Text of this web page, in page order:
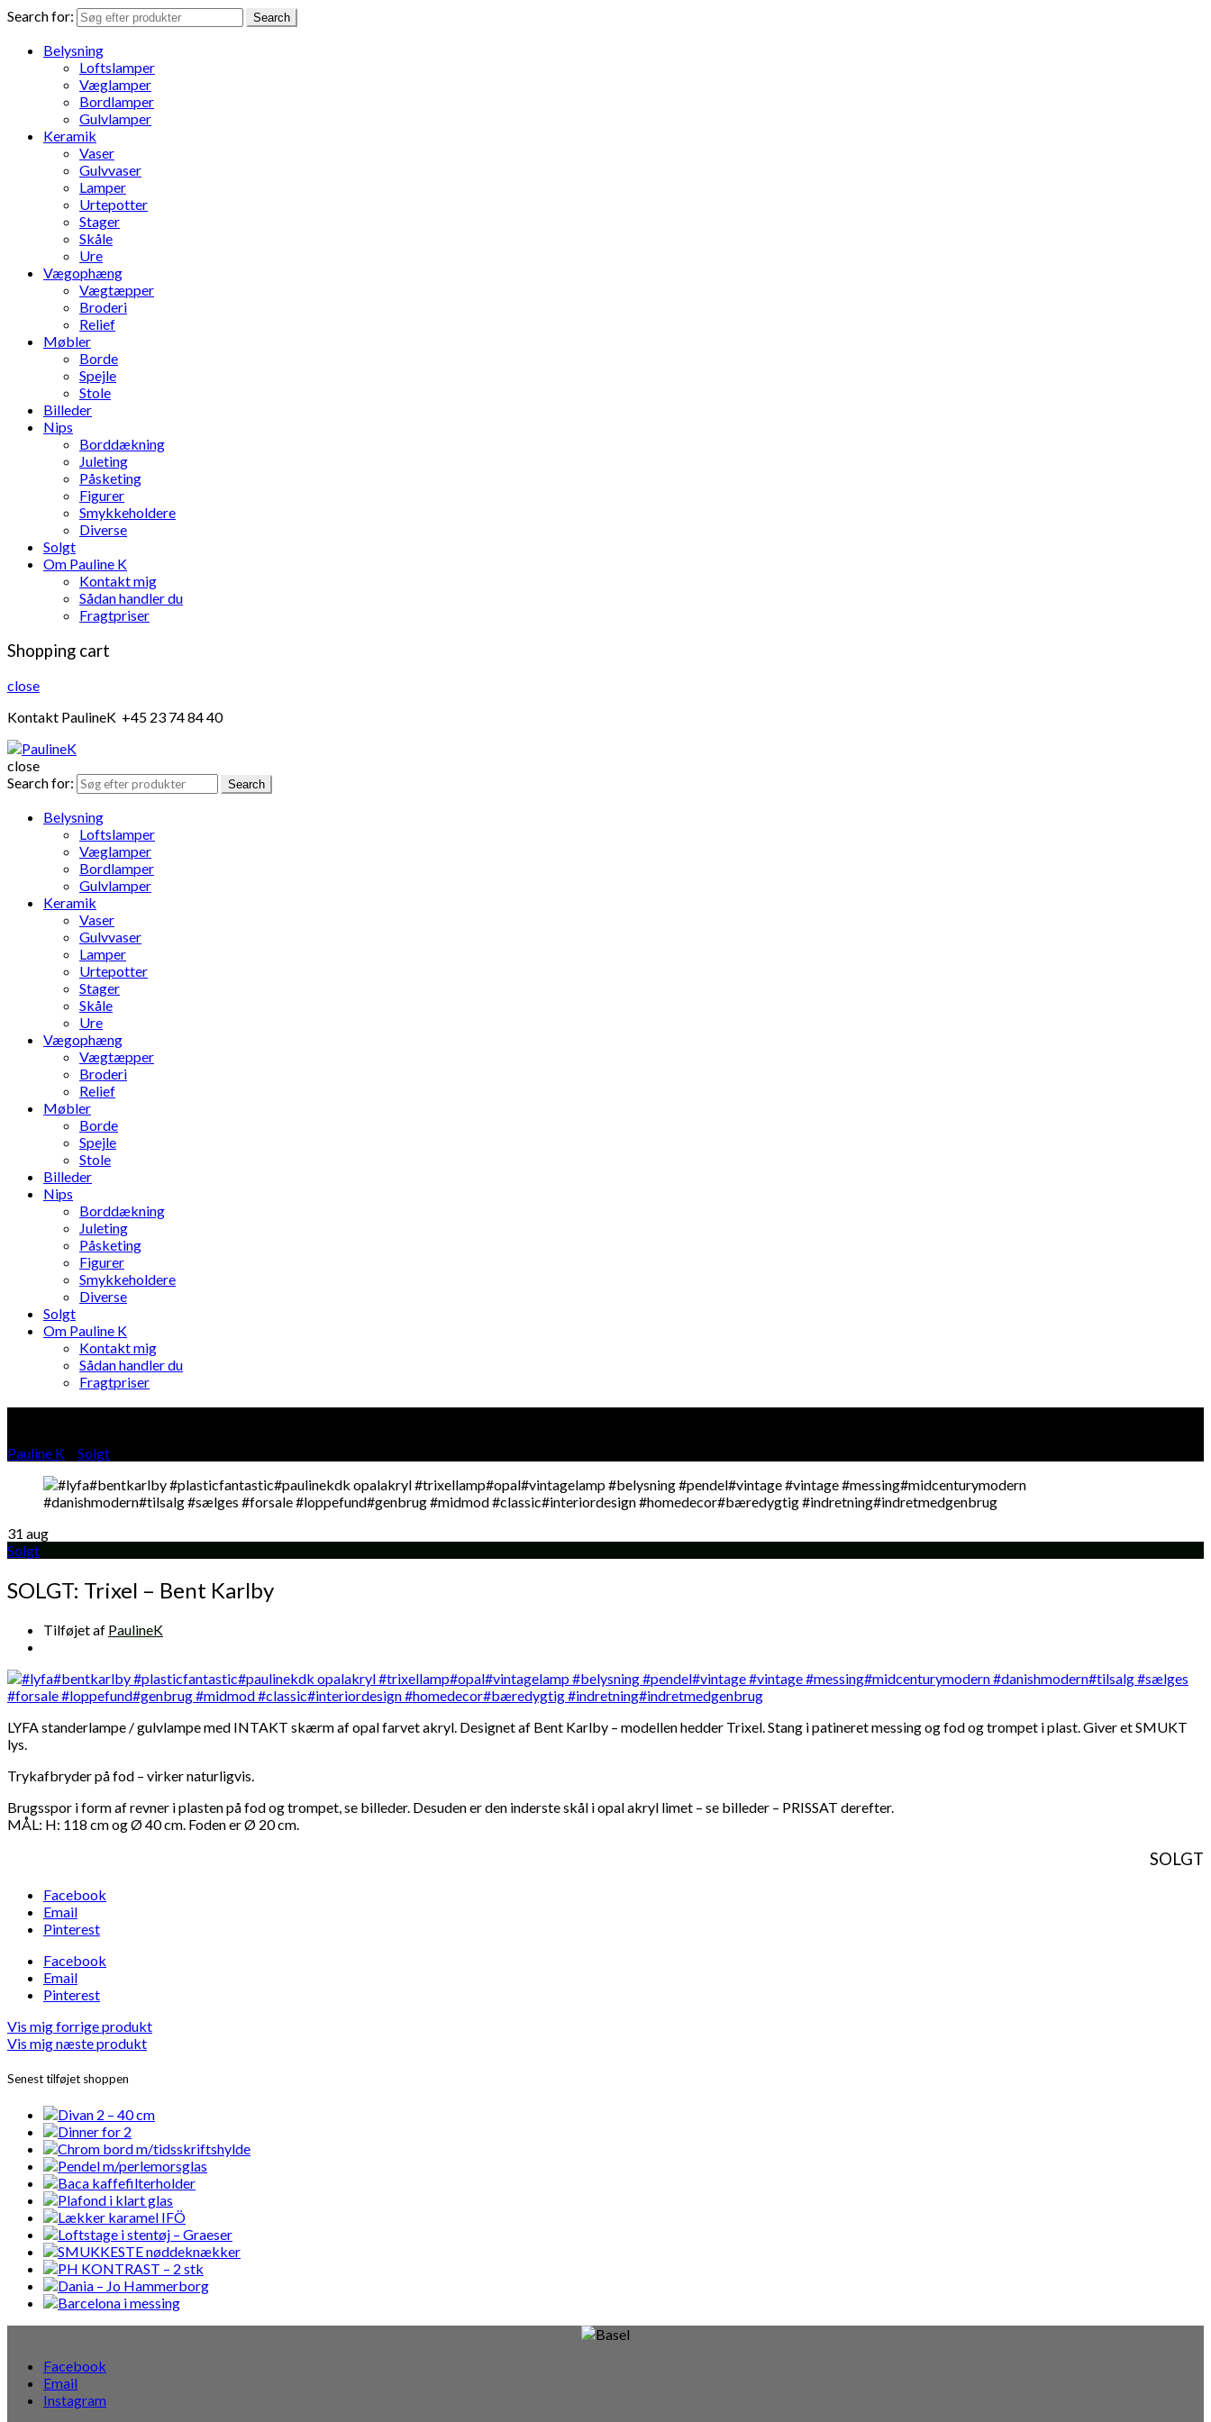
Search for: Search
Belysning
Loftslamper
Væglamper
Bordlamper
Gulvlamper
Keramik
Vaser
Gulvvaser
Lamper
Urtepotter
Stager
Skåle
Ure
Vægophæng
Vægtæpper
Broderi
Relief
Møbler
Borde
Spejle
Stole
Billeder
Nips
Borddækning
Juleting
Påsketing
Figurer
Smykkeholdere
Diverse
Solgt
Om Pauline K
Kontakt mig
Sådan handler du
Fragtpriser
Shopping cart
close
Kontakt PaulineK +45 23 74 84 40
close
Search for:
Search
Belysning
Loftslamper
Væglamper
Bordlamper
Gulvlamper
Keramik
Vaser
Gulvvaser
Lamper
Urtepotter
Stager
Skåle
Ure
Vægophæng
Vægtæpper
Broderi
Relief
Møbler
Borde
Spejle
Stole
Billeder
Nips
Borddækning
Juleting
Påsketing
Figurer
Smykkeholdere
Diverse
Solgt
Om Pauline K
Kontakt mig
Sådan handler du
Fragtpriser
Pauline K Solgt
31 aug
Solgt
SOLGT: Trixel – Bent Karlby
Tilføjet af PaulineK
LYFA standerlampe / gulvlampe med INTAKT skærm af opal farvet akryl. Designet af Bent Karlby – modellen hedder Trixel. Stang i patineret messing og fod og trompet i plast. Giver et SMUKT
lys.
Trykafbryder på fod – virker naturligvis.
Brugsspor i form af revner i plasten på fod og trompet, se billeder. Desuden er den inderste skål i opal akryl limet – se billeder – PRISSAT derefter.
MÅL: H: 118 cm og Ø 40 cm. Foden er Ø 20 cm.
SOLGT
Facebook
Email
Pinterest
Facebook
Email
Pinterest
Vis mig forrige produkt
Vis mig næste produkt
Senest tilføjet shoppen
Facebook
Email
Instagram